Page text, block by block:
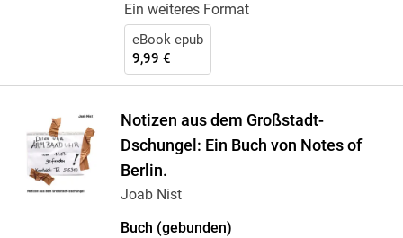
Ein weiteres Format
eBook epub
9,99 €
Notizen aus dem Großstadt-
Dschungel: Ein Buch von Notes of
Berlin.
Joab Nist
Buch (gebunden)